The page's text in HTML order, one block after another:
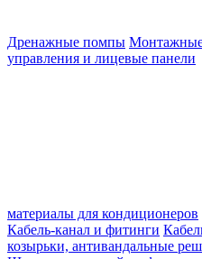
Дренажные помпы
управления и лицевые панели
материалы для кондиционеров
Кабель-канал и фитинги
козырьки, антивандальные